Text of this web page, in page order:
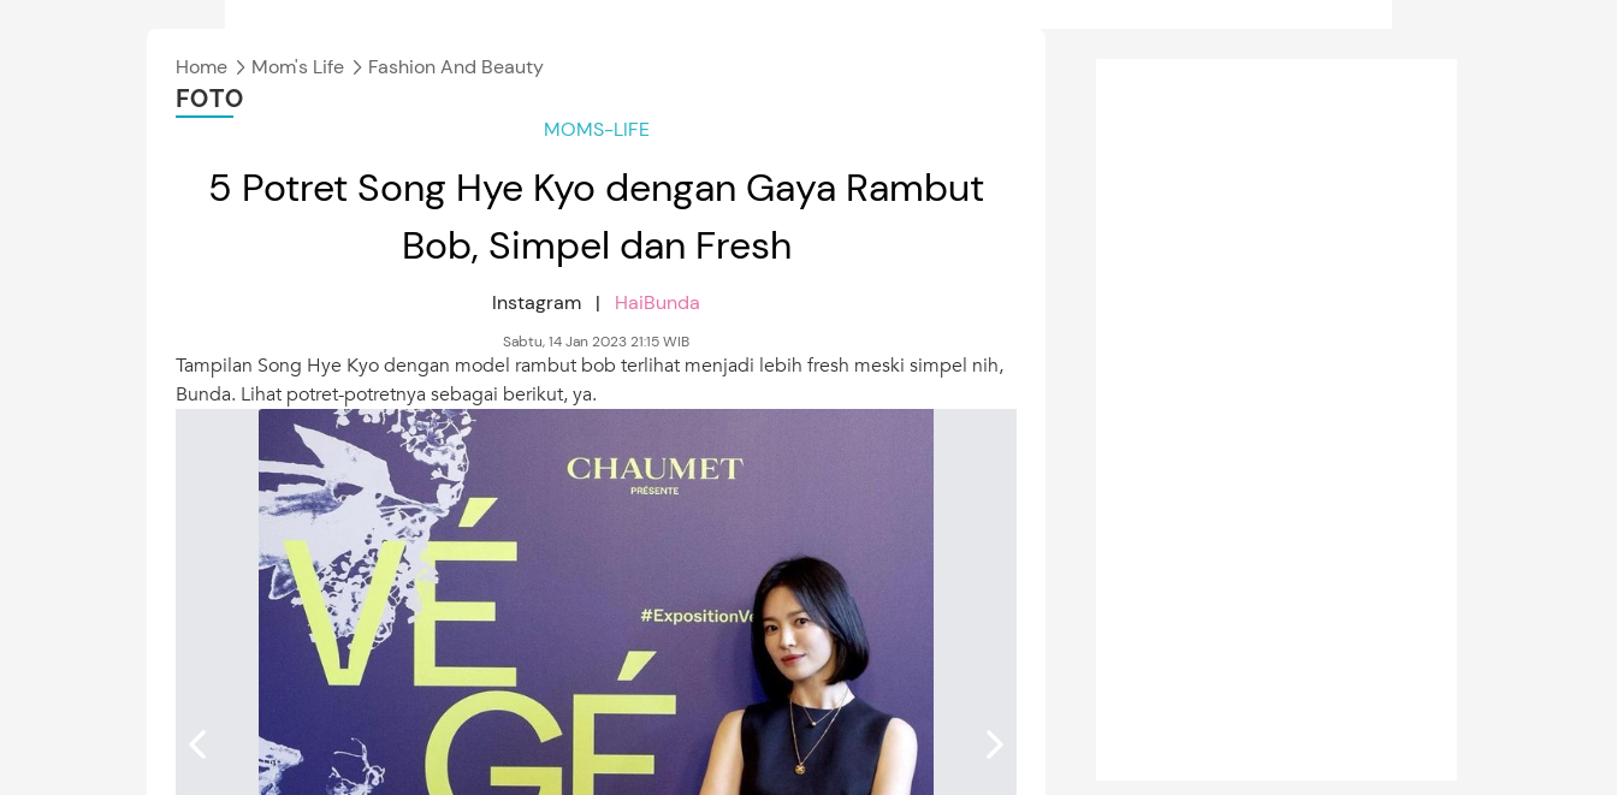
Home Mom's Life Fashion And Beauty
FOTO
MOMS-LIFE
5 Potret Song Hye Kyo dengan Gaya Rambut
Bob, Simpel dan Fresh
Instagram | HaiBunda
Sabtu, 14 Jan 2023 21:15 WIB
Tampilan Song Hye Kyo dengan model rambut bob terlihat menjadi lebih fresh meski simpel nih,
Bunda. Lihat potret-potretnya sebagai berikut, ya.